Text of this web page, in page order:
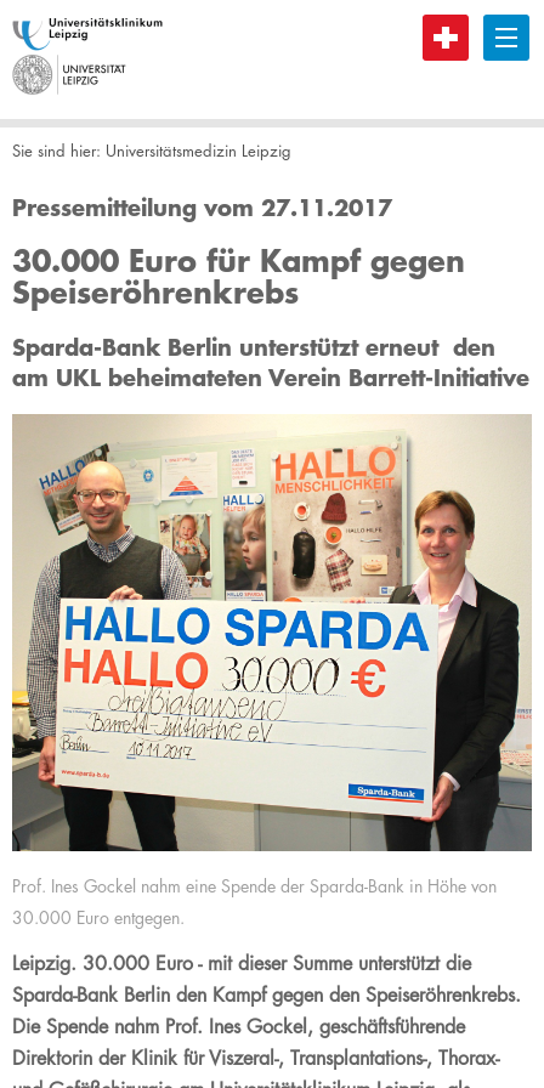
B
Sie sind hier: Universitätsmedizin Leipzig
Pressemitteilung vom 27.11.2017
30.000 Euro für Kampf gegen
Speiseröhrenkrebs
Sparda-Bank Berlin unterstützt erneut den
am UKL beheimateten Verein Barrett-Initiative
Prof. Ines Gockel nahm eine Spende der Sparda-Bank in Höhe von
30.000 Euro entgegen.
Leipzig. 30.000 Euro - mit dieser Summe unterstützt die
Sparda-Bank Berlin den Kampf gegen den Speiseröhrenkrebs.
Die Spende nahm Prof. Ines Gockel, geschäftsführende
Direktorin der Klinik für Viszeral-, Transplantations-, Thorax-